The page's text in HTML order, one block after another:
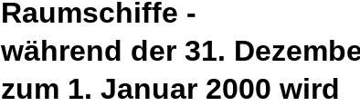
Raumschiffe -
während der 31.
zum 1. Januar 2000 wird